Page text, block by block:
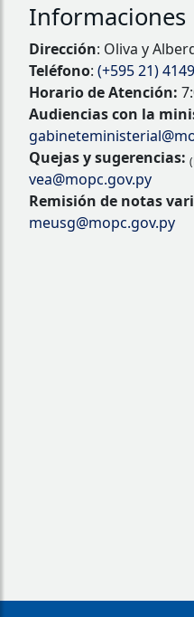
Informaciones
Dirección: Oliva y
Teléfono: (+595 21)
Horario de Atención:
Audiencias con la
Quejas y sugerencias:
vea@mopc.gov.py
Remisión de notas
meusg@mopc.gov.py